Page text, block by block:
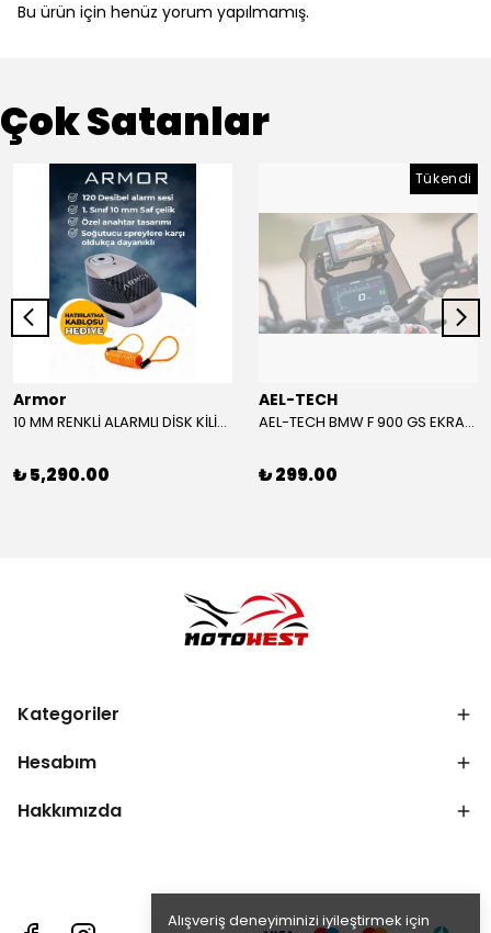
Alışveriş deneyiminizi iyileştirmek için
Bu ürün için henüz yorum yapılmamış.
Çok Satanlar
Armor
10 MM RENKLİ ALARMLI DİSK KİLİDİ YENİ VERSİYON
₺ 5,290.00
Tükendi
AEL-TECH
AEL-TECH BMW F 900 GS EKRAN/GÖSTERGE KORUYUCU 2024-2025
₺ 299.00
Kategoriler
Hesabım
Hakkımızda